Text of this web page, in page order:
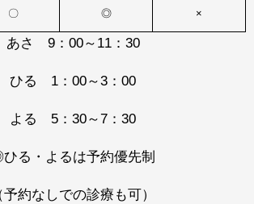
〇 ◎ ×
あさ 9：00～11：30
ひる 1：00～3：00
よる 5：30～7：30
る・よるは予約優先制
予約なしでの診療も可）